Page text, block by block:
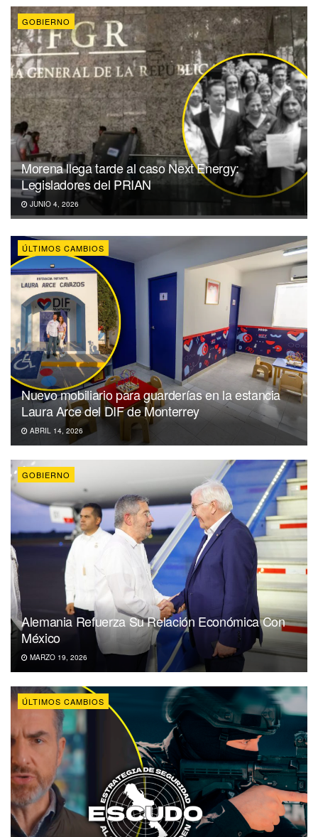
GOBIERNO
Morena llega tarde al caso Next Energy:
Legisladores del PRIAN
JUNIO 4, 2026
ÚLTIMOS CAMBIOS
Nuevo mobiliario para guarderías en la estancia
Laura Arce del DIF de Monterrey
ABRIL 14, 2026
GOBIERNO
Alemania Refuerza Su Relación Económica Con
México
MARZO 19, 2026
ÚLTIMOS CAMBIOS